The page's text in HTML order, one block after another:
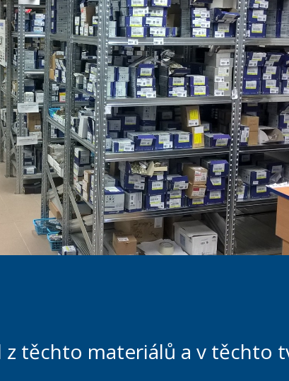
těchto materiálů a v těchto